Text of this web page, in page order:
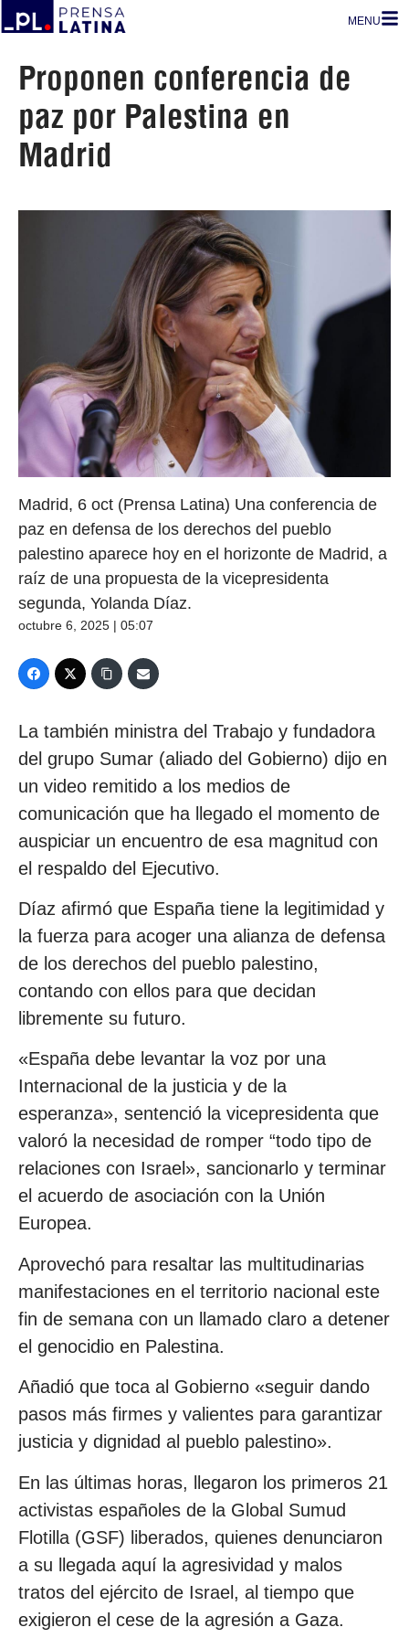
MENU
Proponen conferencia de
paz por Palestina en
Madrid
Madrid, 6 oct (Prensa Latina) Una conferencia de
paz en defensa de los derechos del pueblo
palestino aparece hoy en el horizonte de Madrid, a
raíz de una propuesta de la vicepresidenta
segunda, Yolanda Díaz.
octubre 6, 2025 | 05:07
La también ministra del Trabajo y fundadora
del grupo Sumar (aliado del Gobierno) dijo en
un video remitido a los medios de
comunicación que ha llegado el momento de
auspiciar un encuentro de esa magnitud con
el respaldo del Ejecutivo.
Díaz afirmó que España tiene la legitimidad y
la fuerza para acoger una alianza de defensa
de los derechos del pueblo palestino,
contando con ellos para que decidan
libremente su futuro.
«España debe levantar la voz por una
Internacional de la justicia y de la
esperanza», sentenció la vicepresidenta que
valoró la necesidad de romper “todo tipo de
relaciones con Israel», sancionarlo y terminar
el acuerdo de asociación con la Unión
Europea.
Aprovechó para resaltar las multitudinarias
manifestaciones en el territorio nacional este
fin de semana con un llamado claro a detener
el genocidio en Palestina.
Añadió que toca al Gobierno «seguir dando
pasos más firmes y valientes para garantizar
justicia y dignidad al pueblo palestino».
En las últimas horas, llegaron los primeros 21
activistas españoles de la Global Sumud
Flotilla (GSF) liberados, quienes denunciaron
a su llegada aquí la agresividad y malos
tratos del ejército de Israel, al tiempo que
exigieron el cese de la agresión a Gaza.